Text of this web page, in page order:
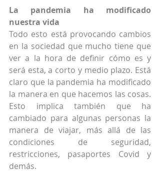
La pandemia ha modificado
nuestra vida
Todo esto está provocando cambios
en la sociedad que mucho tiene que
ver a la hora de definir cómo es y
será esta, a corto y medio plazo. Está
claro que la pandemia ha modificado
la manera en que hacemos las cosas.
Esto implica también que ha
cambiado para algunas personas la
manera de viajar, más allá de las
condiciones de seguridad,
restricciones, pasaportes Covid y
demás.